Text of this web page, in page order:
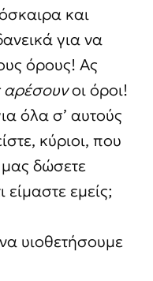
και
για να
όρους! Ας
αρέσουνοι όροι!
όλα σ’ αυτούς
κύριοι, που
μας δώσετε
είμαστε εμείς;
υιοθετήσουμε